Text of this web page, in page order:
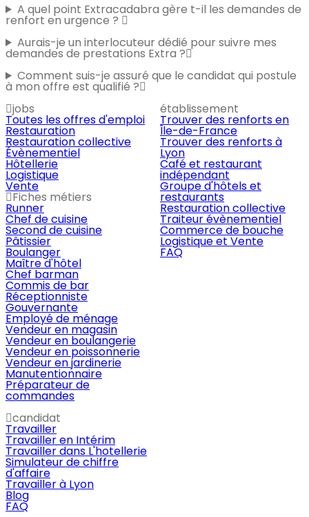
A quel point Extracadabra gère t-il les demandes de
renfort en urgence ?
Aurais-je un interlocuteur dédié pour suivre mes
demandes de prestations Extra ?
Comment suis-je assuré que le candidat qui postule
à mon offre est qualifié ?
jobs
Toutes les offres d'emploi
Restauration
Restauration collective
Évènementiel
Hôtellerie
Logistique
Vente
Fiches métiers
Runner
Chef de cuisine
Second de cuisine
Pâtissier
Boulanger
Maître d'hôtel
Chef barman
Commis de bar
Réceptionniste
Gouvernante
Employé de ménage
Vendeur en magasin
Vendeur en boulangerie
Vendeur en poissonnerie
Vendeur en jardinerie
Manutentionnaire
Préparateur de
commandes
établissement
Trouver des renforts en
Île-de-France
Trouver des renforts à
Lyon
Café et restaurant
indépendant
Groupe d'hôtels et
restaurants
Restauration collective
Traiteur évènementiel
Commerce de bouche
Logistique et Vente
FAQ
candidat
Travailler
Travailler en Intérim
Travailler dans L'hotellerie
Simulateur de chiffre
d'affaire
Travailler à Lyon
Blog
FAQ